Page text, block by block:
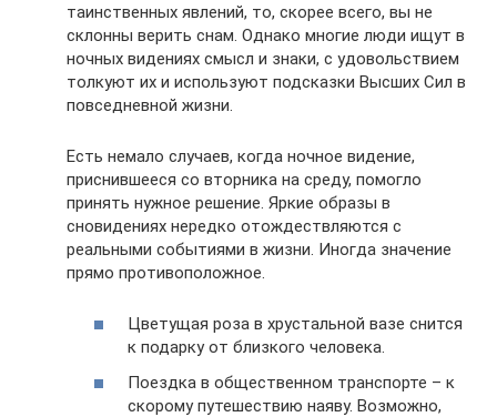
таинственных явлений, то, скорее всего, вы не
склонны верить снам. Однако многие люди ищут в
ночных видениях смысл и знаки, с удовольствием
толкуют их и используют подсказки Высших Сил в
повседневной жизни.
Есть немало случаев, когда ночное видение,
приснившееся со вторника на среду, помогло
принять нужное решение. Яркие образы в
сновидениях нередко отождествляются с
реальными событиями в жизни. Иногда значение
прямо противоположное.
Цветущая роза в хрустальной вазе снится
к подарку от близкого человека.
Поездка в общественном транспорте – к
скорому путешествию наяву. Возможно,